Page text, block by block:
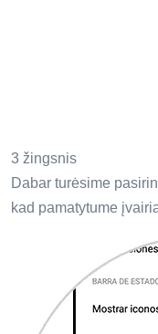
3 žingsnis
Dabar turėsime
kad pamatytume